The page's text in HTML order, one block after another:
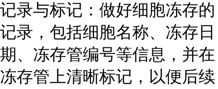
记录与标记：做好细胞冻存的
记录，包括细胞名称、冻存日
期、冻存管编号等信息，并在
冻存管上清晰标记，以便后续